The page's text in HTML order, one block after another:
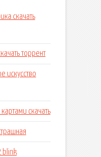
скачать
торрент
искусство
скачать
blink